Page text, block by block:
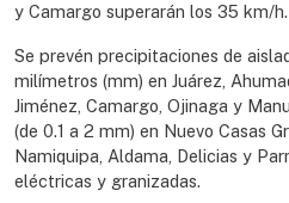
y Camargo superarán los 35 km/h.
Se prevén precipitaciones de
milímetros (mm) en Juárez,
Jiménez, Camargo, Ojinaga y
(de 0.1 a 2 mm) en Nuevo Casas
Namiquipa, Aldama, Delicias y
eléctricas y granizadas.